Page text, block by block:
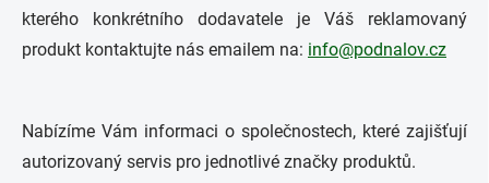
kterého konkrétního dodavatele je Váš reklamovaný
produkt kontaktujte nás emailem na: info@podnalov.cz
Nabízíme Vám informaci o společnostech, které zajišťují
autorizovaný servis pro jednotlivé značky produktů.